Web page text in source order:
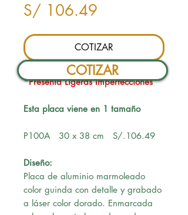
S/ 106.49
COTIZAR
*Presenta Ligeras Imperfecciones
Esta placa viene en 1 tamaño
P100A 30 x 38 cm S/.106.49
Diseño:
Placa de aluminio marmoleado
color guinda con detalle y grabado
a láser color dorado. Enmarcada
COTIZAR